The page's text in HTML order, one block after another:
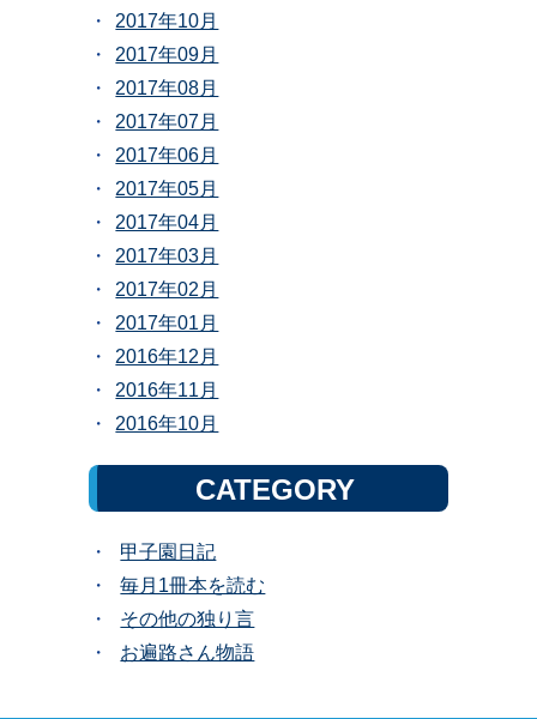
2017年10月
2017年09月
2017年08月
2017年07月
2017年06月
2017年05月
2017年04月
2017年03月
2017年02月
2017年01月
2016年12月
2016年11月
2016年10月
CATEGORY
甲子園日記
毎月1冊本を読む
その他の独り言
お遍路さん物語